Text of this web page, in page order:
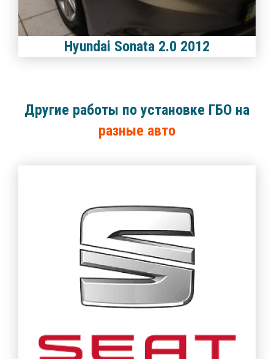
Hyundai Sonata 2.0 2012
Другие работы по установке ГБО на
разные авто